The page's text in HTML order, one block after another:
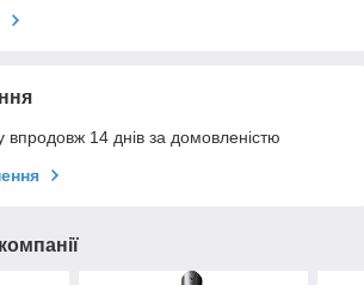
впродовж 14 днів за домовленістю